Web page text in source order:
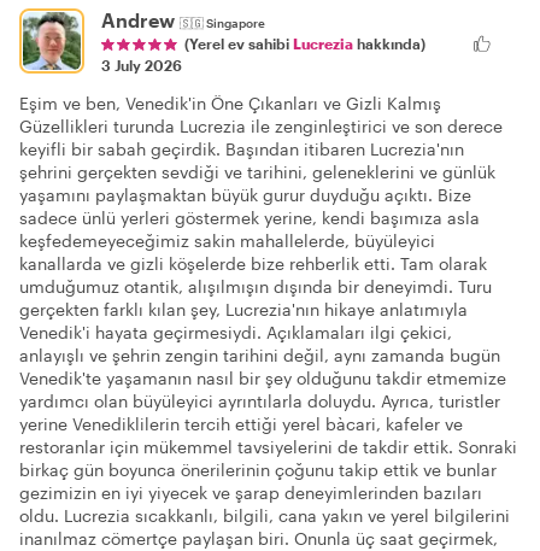
Andrew 🇸🇬Singapore
(Yerel ev sahibi Lucrezia hakkında)
3 July 2026
Eşim ve ben, Venedik'in Öne Çıkanları ve Gizli Kalmış
Güzellikleri turunda Lucrezia ile zenginleştirici ve son derece
keyifli bir sabah geçirdik. Başından itibaren Lucrezia'nın
şehrini gerçekten sevdiği ve tarihini, geleneklerini ve günlük
yaşamını paylaşmaktan büyük gurur duyduğu açıktı. Bize
sadece ünlü yerleri göstermek yerine, kendi başımıza asla
keşfedemeyeceğimiz sakin mahallelerde, büyüleyici
kanallarda ve gizli köşelerde bize rehberlik etti. Tam olarak
umduğumuz otantik, alışılmışın dışında bir deneyimdi. Turu
gerçekten farklı kılan şey, Lucrezia'nın hikaye anlatımıyla
Venedik'i hayata geçirmesiydi. Açıklamaları ilgi çekici,
anlayışlı ve şehrin zengin tarihini değil, aynı zamanda bugün
Venedik'te yaşamanın nasıl bir şey olduğunu takdir etmemize
yardımcı olan büyüleyici ayrıntılarla doluydu. Ayrıca, turistler
yerine Venediklilerin tercih ettiği yerel bàcari, kafeler ve
restoranlar için mükemmel tavsiyelerini de takdir ettik. Sonraki
birkaç gün boyunca önerilerinin çoğunu takip ettik ve bunlar
gezimizin en iyi yiyecek ve şarap deneyimlerinden bazıları
oldu. Lucrezia sıcakkanlı, bilgili, cana yakın ve yerel bilgilerini
inanılmaz cömertçe paylaşan biri. Onunla üç saat geçirmek,